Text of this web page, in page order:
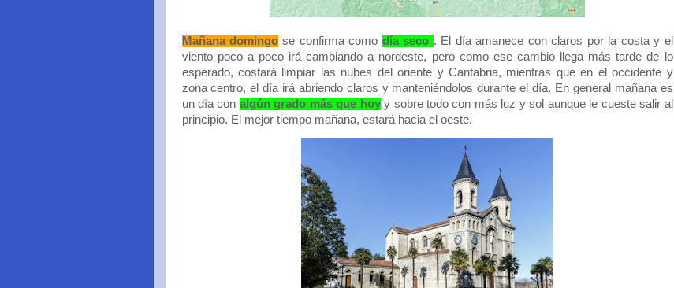
Mañana domingose confirma como día seco . El día amanece con claros por la costa y el
viento poco a poco irá cambiando a nordeste, pero como ese cambio llega más tarde de lo
esperado, costará limpiar las nubes del oriente y Cantabria, mientras que en el occidente y
zona centro, el día irá abriendo claros y manteniéndolos durante el día. En general mañana es
un día con algún grado más que hoyy sobre todo con más luz y sol aunque le cueste salir al
principio. El mejor tiempo mañana, estará hacia el oeste.